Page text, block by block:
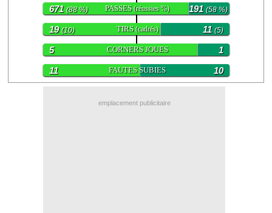
PASSES(réussies %)
671 (88 %) 191 (58 %)
TIRS(cadrés)
19(10) 11 (5)
CORNERS JOUES
5 1
FAUTES SUBIES
11 10
emplacement publicitaire
Mentions légales
site web Maxifoot.fr